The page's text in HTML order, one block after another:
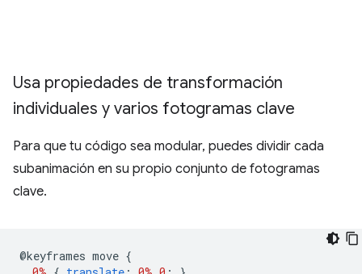
Usa propiedades de transformación
individuales y varios fotogramas clave
Para que tu código sea modular, puedes dividir cada
subanimación en su propio conjunto de fotogramas
clave.
@keyframes move {